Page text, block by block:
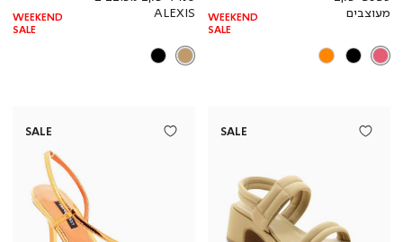
מעוצבים
רגיל
WEEKEND
SALE
ALEXIS
WEEKEND
SALE
SALE
SALE